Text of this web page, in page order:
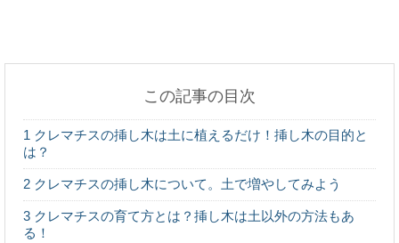
外国人観光客に聞いた日本に来た感想、驚いたこと
など
この記事の目次
1 クレマチスの挿し木は土に植えるだけ！挿し木の目的と
は？
2 クレマチスの挿し木について。土で増やしてみよう
3 クレマチスの育て方とは？挿し木は土以外の方法もあ
る！